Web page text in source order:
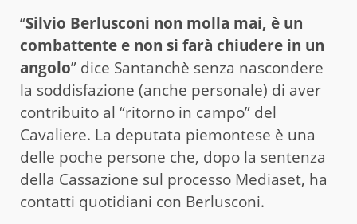
“Silvio Berlusconi non molla mai, è un
combattente e non si farà chiudere in un
angolo” dice Santanchè senza nascondere
la soddisfazione (anche personale) di aver
contribuito al “ritorno in campo” del
Cavaliere. La deputata piemontese è una
delle poche persone che, dopo la sentenza
della Cassazione sul processo Mediaset, ha
contatti quotidiani con Berlusconi.